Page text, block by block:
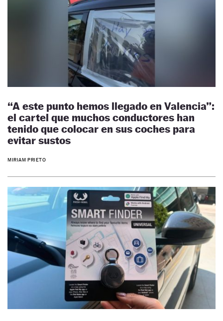
“A este punto hemos llegado en Valencia”:
el cartel que muchos conductores han
tenido que colocar en sus coches para
evitar sustos
MIRIAM PRIETO